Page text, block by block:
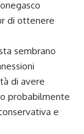
di ottenere
sembrano
di avere
probabilmente
e